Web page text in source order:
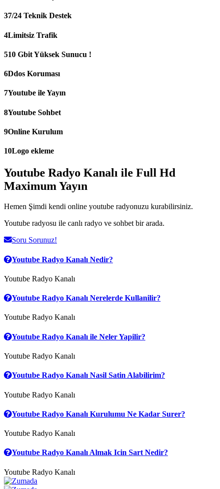
37/24 Teknik Destek
4Limitsiz Trafik
510 Gbit Yüksek Sunucu !
6Ddos Koruması
7Youtube ile Yayın
8Youtube Sohbet
9Online Kurulum
10Logo ekleme
Youtube Radyo Kanalı ile Full Hd
Maximum Yayın
Hemen Şimdi kendi online youtube radyonuzu kurabilirsiniz.
Youtube radyosu ile canlı radyo ve sohbet bir arada.
Soru Sorunuz!
Youtube Radyo Kanalı Nedir?
Youtube Radyo Kanalı
Youtube Radyo Kanalı Nerelerde Kullanilir?
Youtube Radyo Kanalı
Youtube Radyo Kanalı ile Neler Yapilir?
Youtube Radyo Kanalı
Youtube Radyo Kanalı Nasil Satin Alabilirim?
Youtube Radyo Kanalı
Youtube Radyo Kanalı Kurulumu Ne Kadar Surer?
Youtube Radyo Kanalı
Youtube Radyo Kanalı Almak Icin Sart Nedir?
Youtube Radyo Kanalı